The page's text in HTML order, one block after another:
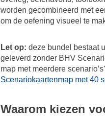
worden gecombineerd met
om de oefening visueel te
Let op: deze bundel bestaat
geleverd zonder BHV
map met meerdere
Scenariokaartenmap met 40
Waarom kiezen